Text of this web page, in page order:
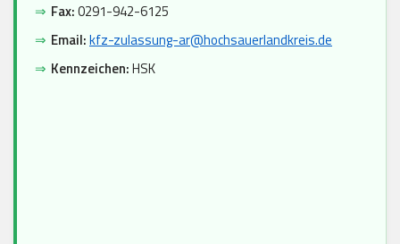
⇒ Fax:0291-942-6125
⇒ Email:kfz-zulassung-ar@hochsauerlandkreis.de
⇒ Kennzeichen:HSK